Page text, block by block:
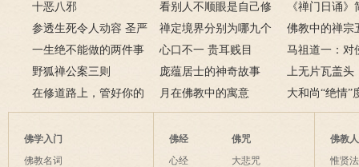
吗？二祖断臂求法的故
事
的一生
么办
十恶八邪
看别人不顺眼是自己修
养不够
《禅门日诵》
参透生死令人动容 圣严
法师圆寂前曾拒绝换
肾
禅定境界分别为哪九个
层次呢？
佛教中的禅宗
谁？禅宗五祖
绍
一生绝不能做的两件事 心口不一 贵耳贱目
马祖道一：对
也是菩萨境界
野狐禅公案三则 庞蕴居士的神奇故事
上无片瓦盖头
土立足
在修道路上，管好你的
这些动物和这条虫子
月在佛教中的寓意 大和尚“绝情”
佛学入门
佛教名词
佛经
心经
佛咒
大悲咒
佛教
惟贤